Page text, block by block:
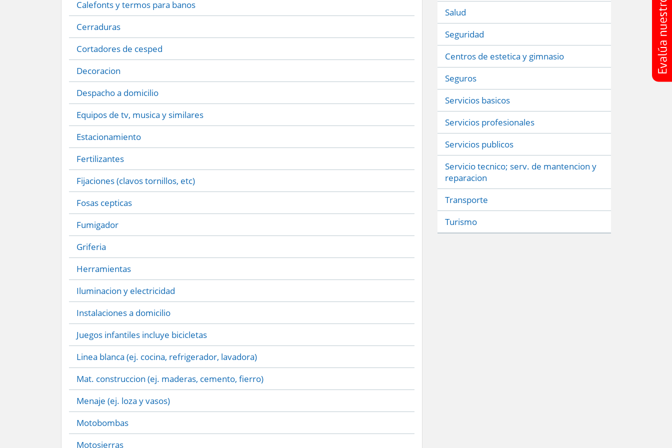
Calefonts y termos para banos
Cerraduras
Cortadores de cesped
Decoracion
Despacho a domicilio
Equipos de tv, musica y similares
Estacionamiento
Fertilizantes
Fijaciones (clavos tornillos, etc)
Fosas cepticas
Fumigador
Griferia
Herramientas
Iluminacion y electricidad
Instalaciones a domicilio
Juegos infantiles incluye bicicletas
Linea blanca (ej. cocina, refrigerador, lavadora)
Mat. construccion (ej. maderas, cemento, fierro)
Menaje (ej. loza y vasos)
Motobombas
Motosierras
Salud
Seguridad
Centros de estetica y gimnasio
Seguros
Servicios basicos
Servicios profesionales
Servicios publicos
Servicio tecnico; serv. de mantencion y
reparacion
Transporte
Turismo